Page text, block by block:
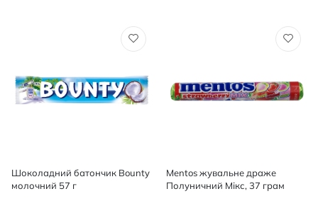
Шоколадний батончик Bounty
молочний 57 г
Mentos жувальне драже
Полуничний Мікс, 37 грам